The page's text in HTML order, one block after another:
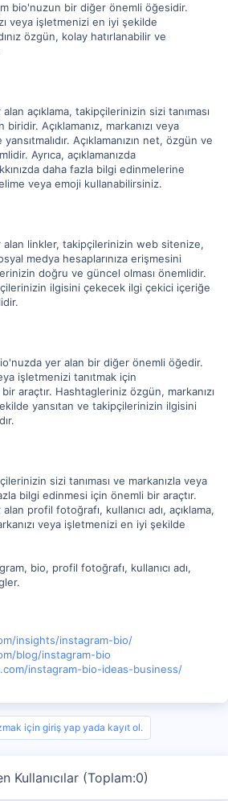
bio'nuzun bir diğer önemli öğesidir.
veya işletmenizi en iyi şekilde
özgün, kolay hatırlanabilir ve
açıklama, takipçilerinizin sizi tanıması
Açıklamanız, markanızı veya
Açıklamanızın net, özgün ve
Ayrıca, açıklamanızda
daha fazla bilgi edinmelerine
veya emoji kullanabilirsiniz.
alan linkler, takipçilerinizin web sitenize,
medya hesaplarınıza erişmesini
doğru ve güncel olması önemlidir.
ilgisini çekecek ilgi çekici içeriğe
yer alan bir diğer önemli öğedir.
işletmenizi tanıtmak için
araçtır. Hashtagleriniz özgün, markanızı
yansıtan ve takipçilerinizin ilgisini
sizi tanıması ve markanızla veya
bilgi edinmesi için önemli bir araçtır.
profil fotoğrafı, kullanıcı adı, açıklama,
veya işletmenizi en iyi şekilde
bio, profil fotoğrafı, kullanıcı adı,
insights/instagram-bio/
blog/instagram-bio
instagram-bio-ideas-business/
için giriş yap yada kayıt ol.
Kullanıcılar (Toplam:0)